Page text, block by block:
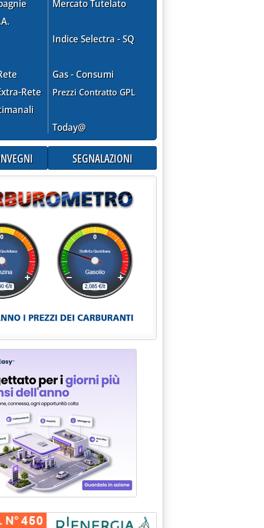
Rete
Mercato Tutelato
Indice Selectra - SQ
Gas - Consumi
Prezzi Contratto GPL
Today@
SEGNALAZIONI